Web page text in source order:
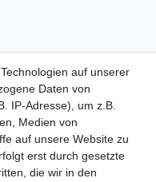
Kinderwagen
und Imbiss
auf unserer
Daten von
IP-Adresse), um z.B.
Medien von
auf unsere Website zu
erst durch gesetzte
die wir in den